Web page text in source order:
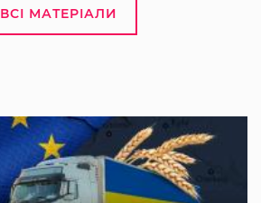
ВСІ МАТЕРІАЛИ